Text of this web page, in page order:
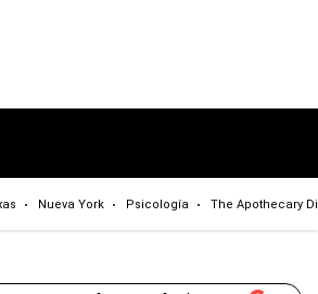
Nueva York Psicología The Apothecary